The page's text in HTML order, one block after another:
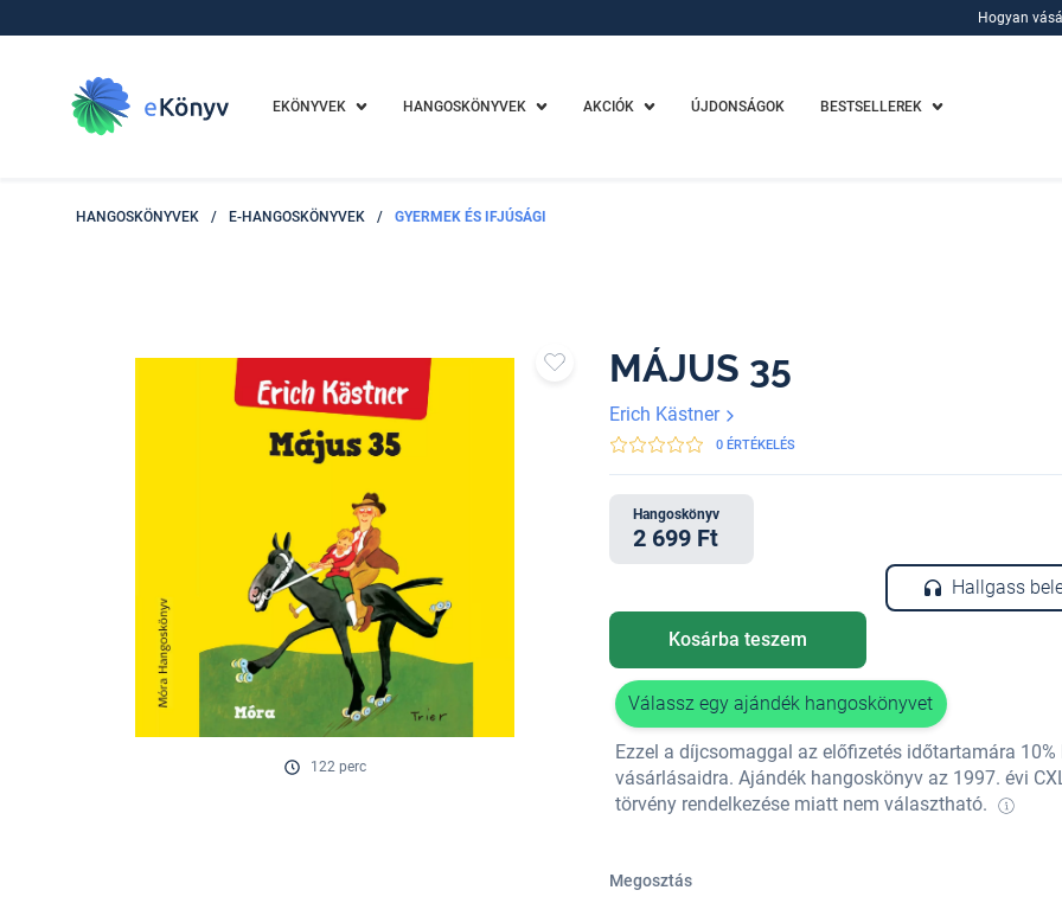
Hogyan
EKÖNYVEK HANGOSKÖNYVEK AKCIÓK ÚJDONSÁGOK BESTSELLEREK
HANGOSKÖNYVEK / E-HANGOSKÖNYVEK / GYERMEK ÉS IFJÚSÁGI
122 perc
MÁJUS 35
Erich Kästner
0 ÉRTÉKELÉS
Hangoskönyv
2 699 Ft
Kosárba teszem
Hallgass
Válassz egy ajándék hangoskönyvet
Ezzel a díjcsomaggal az előfizetés időtartamára
vásárlásaidra. Ajándék hangoskönyv az 1997. évi
törvény rendelkezése miatt nem választható.
Megosztás